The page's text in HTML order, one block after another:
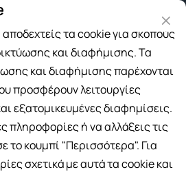
για αγορές άνω των 49€
/ Φθινόπωρο - Χειμώνας /
στη Μύτη
στη Μύτη
12ΠΡΟΪΟΝΤΑ
τα cookie για σκοπούς
και διαφήμισης. Τα
και διαφήμισης παρέχονται
προσφέρουν λειτουργίες
εξατομικευμένες διαφημίσεις.
πληροφορίες ή να αλλάξεις τις
το κουμπί "Περισσότερα". Για
σχετικά με αυτά τα cookie και